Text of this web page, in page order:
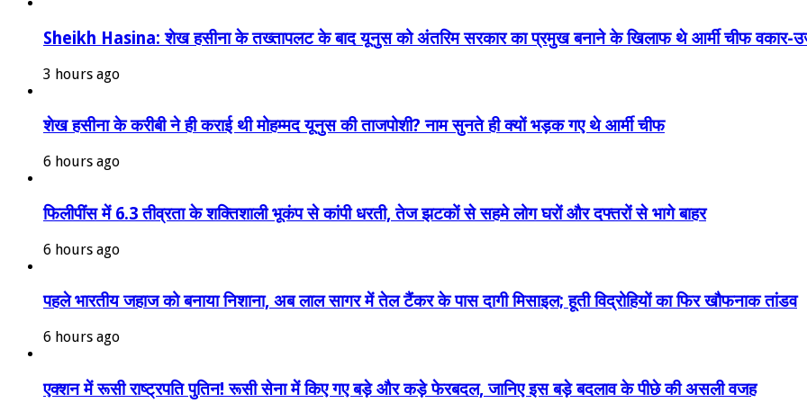
Sheikh Hasina: शेख हसीना के तख्तापलट के बाद यूनुस को अंतरिम सरकार का प्रमुख बनाने के खिलाफ थे आर्मी चीफ वकार-
3 hours ago
शेख हसीना के करीबी ने ही कराई थी मोहम्मद यूनुस की ताजपोशी? नाम सुनते ही क्यों भड़क गए थे आर्मी चीफ
6 hours ago
फिलीपींस में 6.3 तीव्रता के शक्तिशाली भूकंप से कांपी धरती, तेज झटकों से सहमे लोग घरों और दफ्तरों से भागे बाहर
6 hours ago
पहले भारतीय जहाज को बनाया निशाना, अब लाल सागर में तेल टैंकर के पास दागी मिसाइल; हूती विद्रोहियों का फिर खौफनाक तांडव
6 hours ago
एक्शन में रूसी राष्ट्रपति पुतिन! रूसी सेना में किए गए बड़े और कड़े फेरबदल, जानिए इस बड़े बदलाव के पीछे की असली वजह